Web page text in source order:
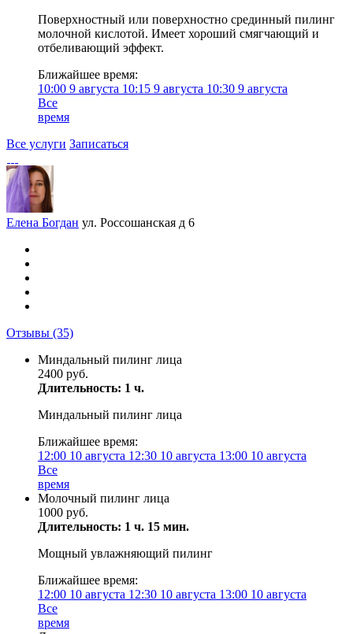
Поверхностный или поверхностно срединный пилинг
молочной кислотой. Имеет хороший смягчающий и
отбеливающий эффект.
Ближайшее время:
10:00 9 августа 10:15 9 августа 10:30 9 августа
Все
время
Все услуги Записаться
Елена Богдан ул. Россошанская д 6
Отзывы (35)
Миндальный пилинг лица
2400 руб.
Длительность: 1 ч.
Миндальный пилинг лица
Ближайшее время:
12:00 10 августа 12:30 10 августа 13:00 10 августа
Все
время
Молочный пилинг лица
1000 руб.
Длительность: 1 ч. 15 мин.
Мощный увлажняющий пилинг
Ближайшее время:
12:00 10 августа 12:30 10 августа 13:00 10 августа
Все
время